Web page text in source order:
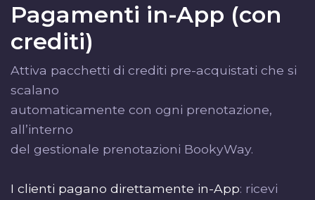
Pagamenti in-App (con
crediti)
Attiva pacchetti di crediti pre-acquistati che si
scalano
automaticamente con ogni prenotazione,
all’interno
del gestionale prenotazioni BookyWay.
I clienti pagano direttamente in-App: ricevi